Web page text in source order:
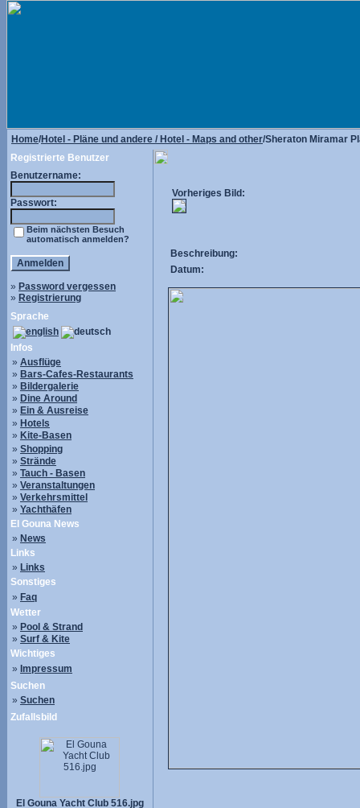
Home/Hotel - Pläne und andere / Hotel - Maps and other/Sheraton Miramar
Registrierte Benutzer
Benutzername:
Passwort:
Beim nächsten Besuch
automatisch anmelden?
» Password vergessen
» Registrierung
Sprache
Infos
» Ausflüge
» Bars-Cafes-Restaurants
» Bildergalerie
» Dine Around
» Ein & Ausreise
» Hotels
» Kite-Basen
» Shopping
» Strände
» Tauch - Basen
» Veranstaltungen
» Verkehrsmittel
» Yachthäfen
El Gouna News
» News
Links
» Links
Sonstiges
» Faq
Wetter
» Pool & Strand
» Surf & Kite
Wichtiges
» Impressum
Suchen
» Suchen
Zufallsbild
El Gouna Yacht Club 516.jpg
Vorheriges Bild:
Beschreibung:
Datum: